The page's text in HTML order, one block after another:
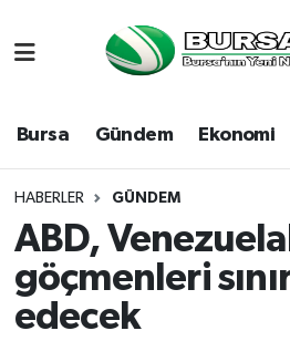
Bursa Gündem Ekonomi
HABERLER GÜNDEM
ABD,
göçmenleri sınır
edecek
Bursa
Dünya
Eğitim
Ekonomi
Hava Durumu
Namaz Vakitleri
Trafik Durumu
Süper Lig Puan Durumu ve